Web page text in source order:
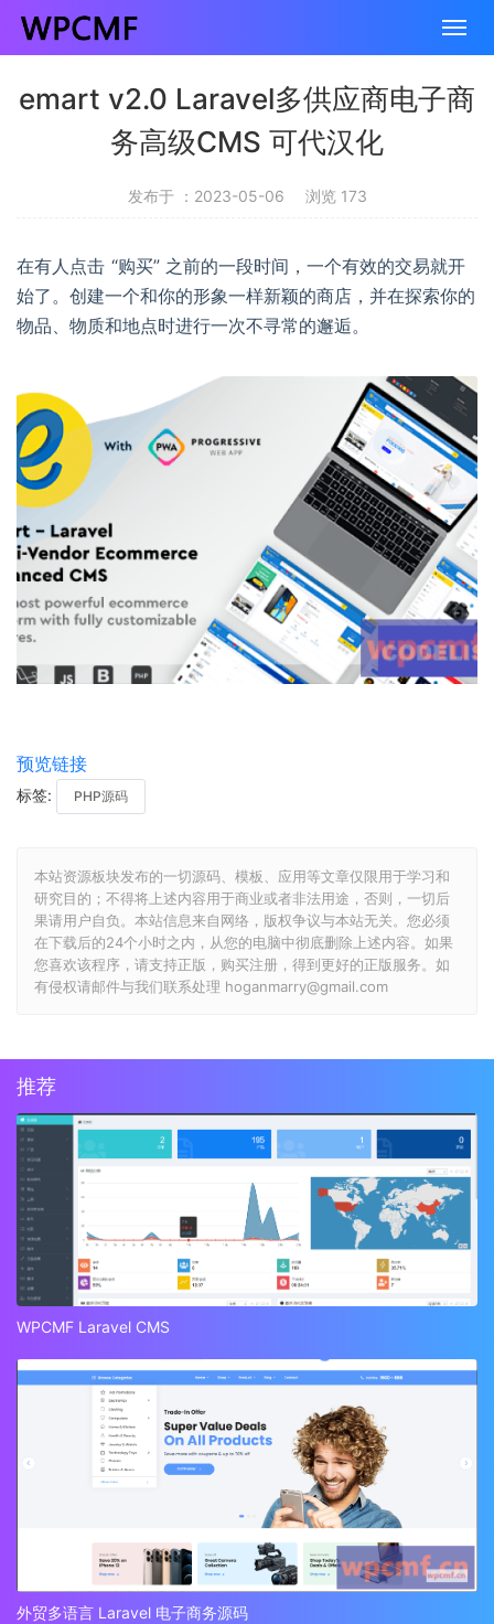
emart v2.0 Laravel多供应商电子商
务高级CMS 可代汉化
发布于 ：2023-05-06 浏览 173
在有人点击 “购买” 之前的一段时间，一个有效的交易就开
始了。创建一个和你的形象一样新颖的商店，并在探索你的
物品、物质和地点时进行一次不寻常的邂逅。
预览链接
标签: PHP源码
本站资源板块发布的一切源码、模板、应用等文章仅限用于学习和
研究目的；不得将上述内容用于商业或者非法用途，否则，一切后
果请用户自负。本站信息来自网络，版权争议与本站无关。您必须
在下载后的24个小时之内，从您的电脑中彻底删除上述内容。如果
您喜欢该程序，请支持正版，购买注册，得到更好的正版服务。如
有侵权请邮件与我们联系处理 hoganmarry@gmail.com
推荐
WPCMF Laravel CMS
外贸多语言 Laravel 电子商务源码